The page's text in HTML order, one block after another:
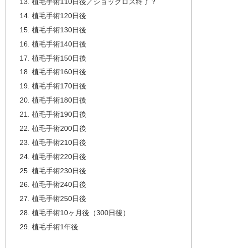
植毛手術120日後
植毛手術130日後
植毛手術140日後
植毛手術150日後
植毛手術160日後
植毛手術170日後
植毛手術180日後
植毛手術190日後
植毛手術200日後
植毛手術210日後
植毛手術220日後
植毛手術230日後
植毛手術240日後
植毛手術250日後
植毛手術10ヶ月後（300日後）
植毛手術1年後